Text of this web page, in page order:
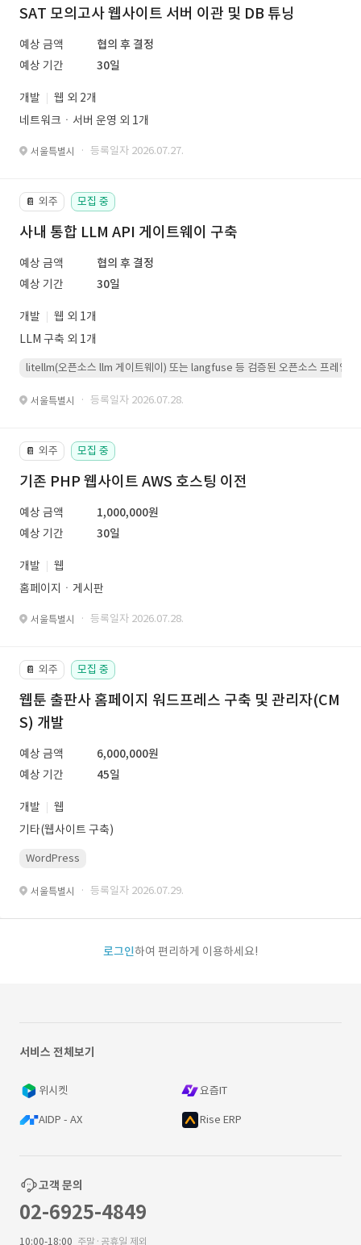
SAT 모의고사 웹사이트 서버 이관 및 DB 튜닝
예상 금액
협의 후 결정
예상 기간
30일
개발
웹 외 2개
네트워크ㆍ서버 운영 외 1개
서울특별시 · 등록일자 2026.07.27.
📔 외주 모집 중
사내 통합 LLM API 게이트웨이 구축
예상 금액
협의 후 결정
예상 기간
30일
개발
웹 외 1개
LLM 구축 외 1개
litellm(오픈소스 llm 게이트웨이) 또는 langfuse 등 검증된 오픈소스 프레임워
서울특별시 · 등록일자 2026.07.28.
📔 외주 모집 중
기존 PHP 웹사이트 AWS 호스팅 이전
예상 금액
1,000,000원
예상 기간
30일
개발
웹
홈페이지ㆍ게시판
서울특별시 · 등록일자 2026.07.28.
📔 외주 모집 중
웹툰 출판사 홈페이지 워드프레스 구축 및 관리자(CM
S) 개발
예상 금액
6,000,000원
예상 기간
45일
개발
웹
기타(웹사이트 구축)
WordPress
서울특별시 · 등록일자 2026.07.29.
로그인하여 편리하게 이용하세요!
서비스 전체보기
위시켓 요즘IT
AIDP - AX Rise ERP
고객 문의
02-6925-4849
10:00-18:00 주말·공휴일 제외